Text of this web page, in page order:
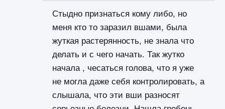
Стыдно признаться кому либо, но
меня кто то заразил вшами, была
жуткая растерянность, не знала что
делать и с чего начать. Так жутко
начала , чесаться голова, что я уже
не могла даже себя контролировать, а
слышала, что эти вши разносят